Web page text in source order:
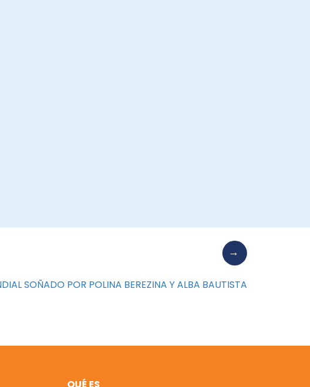
SOÑADO POR POLINA BEREZINA Y ALBA BAUTISTA
QUÉ ES